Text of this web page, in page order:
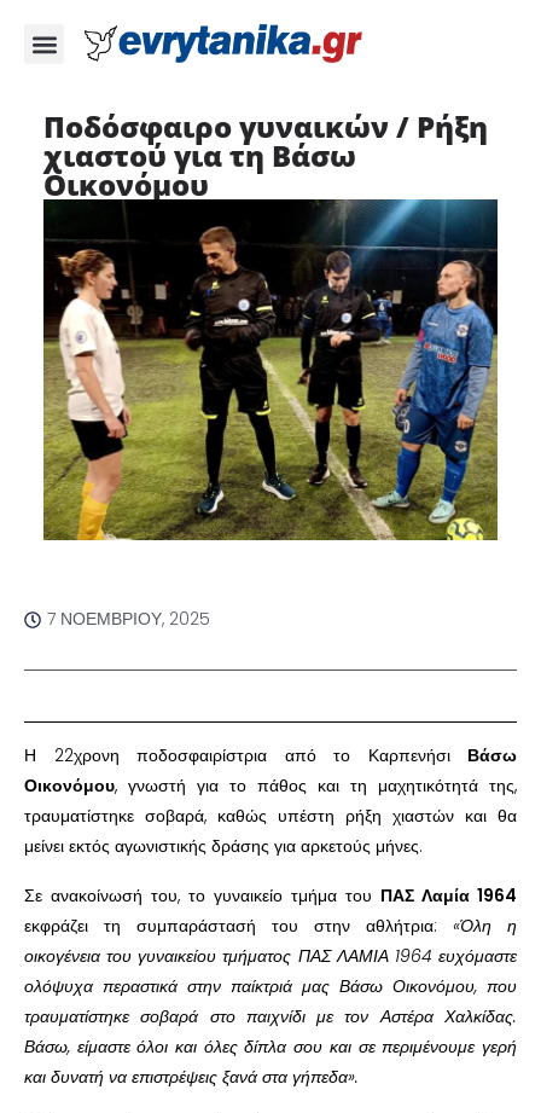
Ποδόσφαιρο γυναικών / Ρήξη
χιαστού για τη Βάσω
Οικονόμου
7 ΝΟΕΜΒΡΊΟΥ, 2025
Η 22χρονη ποδοσφαιρίστρια από το Καρπενήσι Βάσω
Οικονόμου, γνωστή για το πάθος και τη μαχητικότητά της,
τραυματίστηκε σοβαρά, καθώς υπέστη ρήξη χιαστών και θα
μείνει εκτός αγωνιστικής δράσης για αρκετούς μήνες.
Σε ανακοίνωσή του, το γυναικείο τμήμα του ΠΑΣ Λαμία 1964
εκφράζει τη συμπαράστασή του στην αθλήτρια: «Όλη η
οικογένεια του γυναικείου τμήματος ΠΑΣ ΛΑΜΙΑ 1964 ευχόμαστε
ολόψυχα περαστικά στην παίκτριά μας Βάσω Οικονόμου, που
τραυματίστηκε σοβαρά στο παιχνίδι με τον Αστέρα Χαλκίδας.
Βάσω, είμαστε όλοι και όλες δίπλα σου και σε περιμένουμε γερή
και δυνατή να επιστρέψεις ξανά στα γήπεδα».